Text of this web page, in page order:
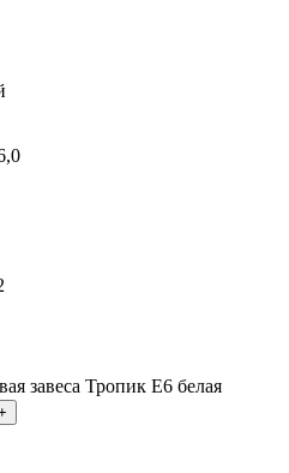
завеса Тропик E6 белая